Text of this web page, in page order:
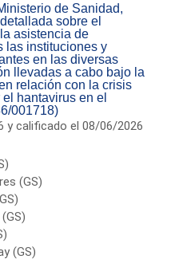
de Sanidad,
sobre el
asistencia de
las instituciones y
en las diversas
llevadas a cabo bajo la
relación con la crisis
hantavirus en el
001718)
y calificado el 08/06/2026
(GS)
(GS)